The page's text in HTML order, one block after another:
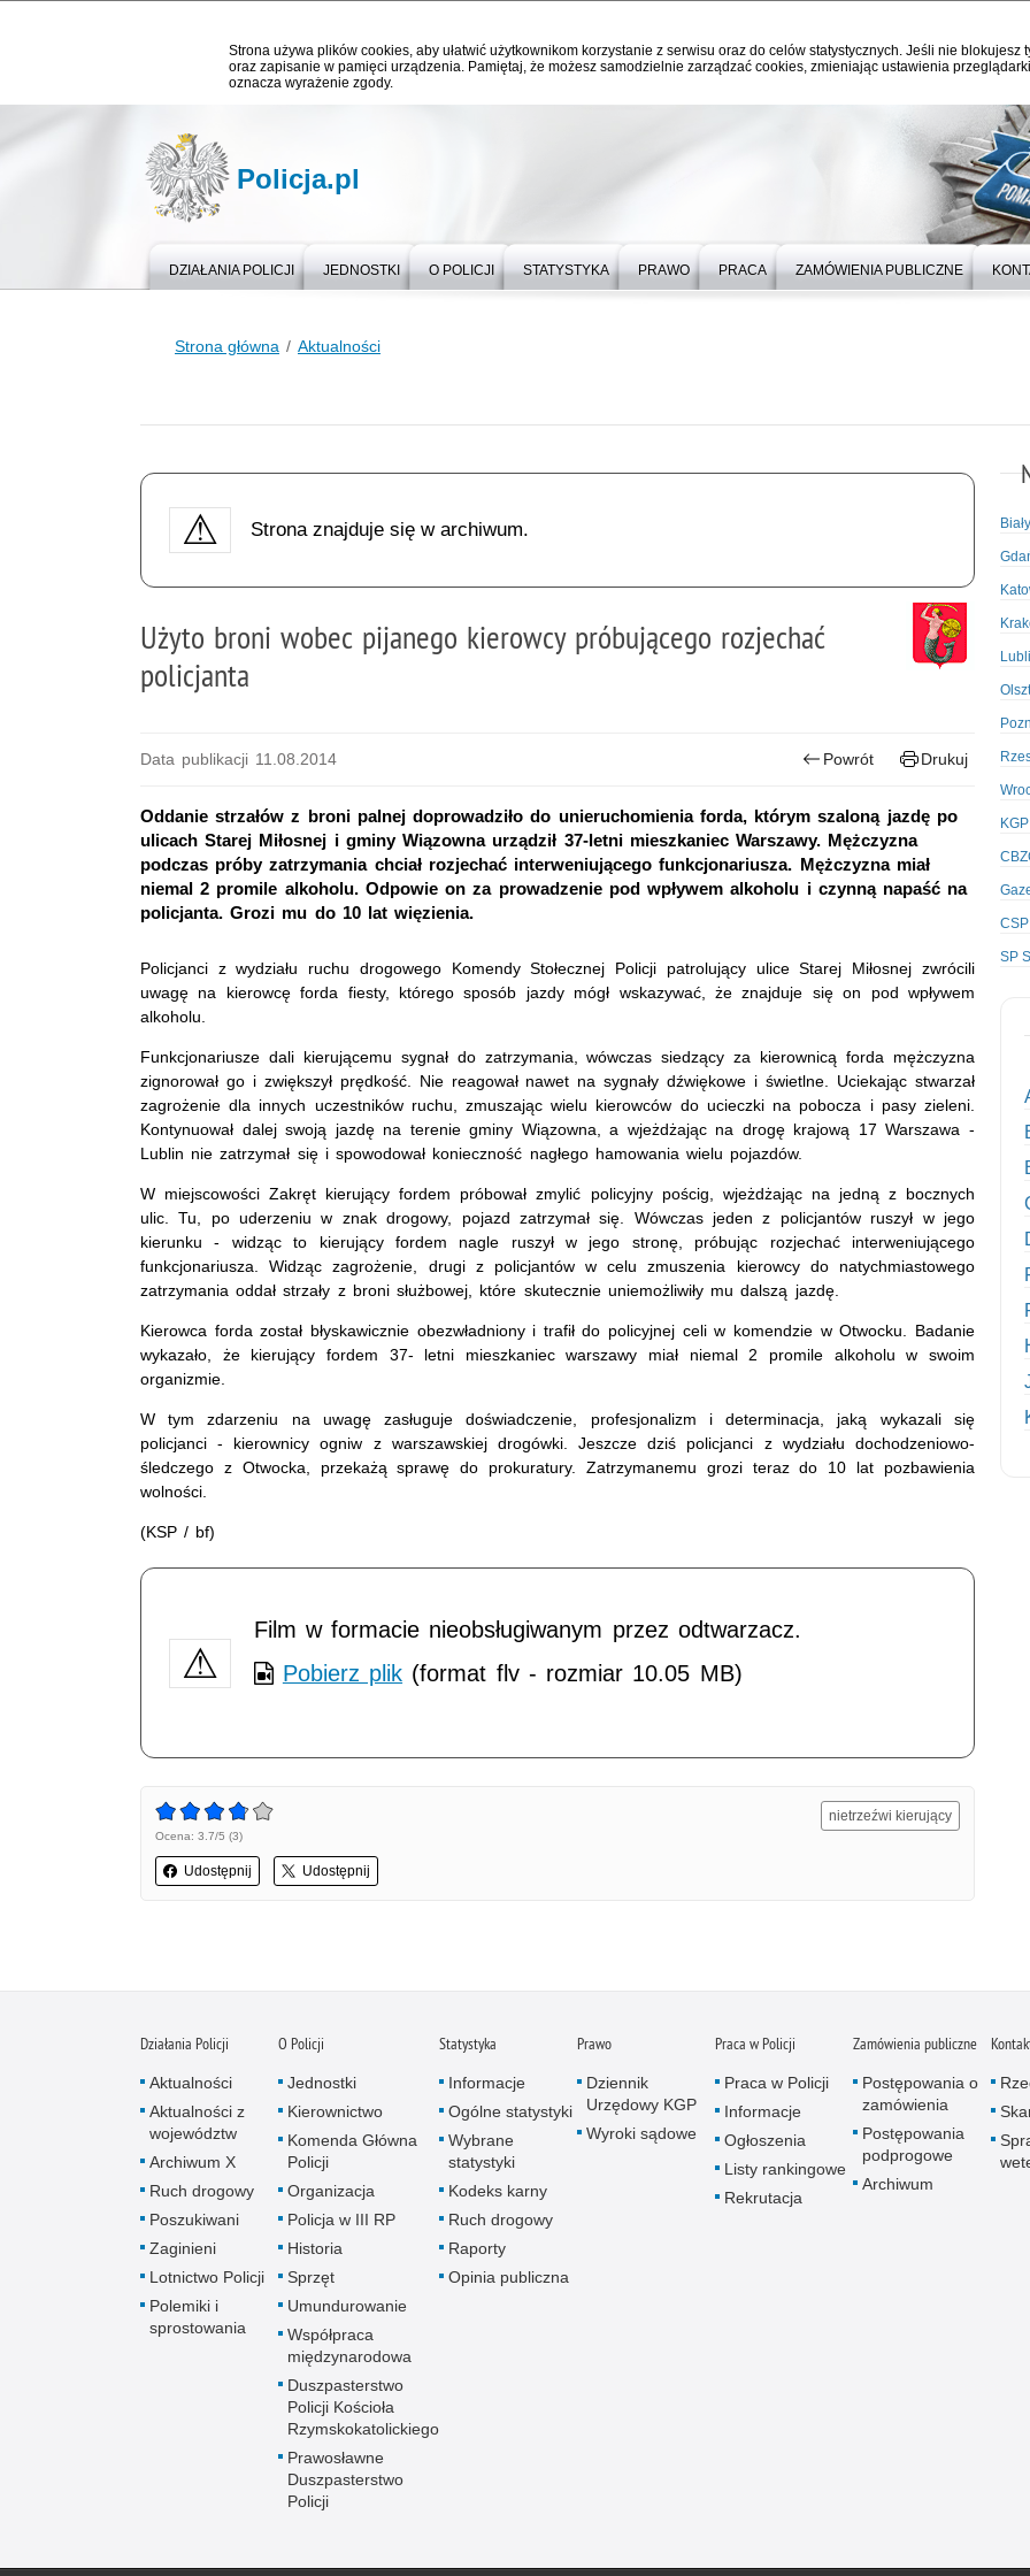
Strona używa plików cookies, aby ułatwić użytkownikom korzystanie z serwisu oraz do celów statystycznych. Jeśli nie blokujesz
oraz zapisanie w pamięci urządzenia. Pamiętaj, że możesz samodzielnie zarządzać cookies, zmieniając ustawienia
oznacza wyrażenie zgody.
Policja.pl
DZIAŁANIA POLICJI JEDNOSTKI O POLICJI STATYSTYKA PRAWO PRACA ZAMÓWIENIA PUBLICZNE
Strona główna Aktualności
Strona znajduje się w archiwum.
Użyto broni wobec pijanego kierowcy próbującego rozjechać
policjanta
Data publikacji 11.08.2014 Powrót Drukuj
Oddanie strzałów z broni palnej doprowadziło do unieruchomienia forda, którym szaloną jazdę po
ulicach Starej Miłosnej i gminy Wiązowna urządził 37-letni mieszkaniec Warszawy. Mężczyzna
podczas próby zatrzymania chciał rozjechać interweniującego funkcjonariusza. Mężczyzna miał
niemal 2 promile alkoholu. Odpowie on za prowadzenie pod wpływem alkoholu i czynną napaść na
policjanta. Grozi mu do 10 lat więzienia.
Policjanci z wydziału ruchu drogowego Komendy Stołecznej Policji patrolujący ulice Starej Miłosnej zwrócili
uwagę na kierowcę forda fiesty, którego sposób jazdy mógł wskazywać, że znajduje się on pod wpływem
alkoholu.
Funkcjonariusze dali kierującemu sygnał do zatrzymania, wówczas siedzący za kierownicą forda mężczyzna
zignorował go i zwiększył prędkość. Nie reagował nawet na sygnały dźwiękowe i świetlne. Uciekając stwarzał
zagrożenie dla innych uczestników ruchu, zmuszając wielu kierowców do ucieczki na pobocza i pasy zieleni.
Kontynuował dalej swoją jazdę na terenie gminy Wiązowna, a wjeżdżając na drogę krajową 17 Warszawa -
Lublin nie zatrzymał się i spowodował konieczność nagłego hamowania wielu pojazdów.
W miejscowości Zakręt kierujący fordem próbował zmylić policyjny pościg, wjeżdżając na jedną z bocznych
ulic. Tu, po uderzeniu w znak drogowy, pojazd zatrzymał się. Wówczas jeden z policjantów ruszył w jego
kierunku - widząc to kierujący fordem nagle ruszył w jego stronę, próbując rozjechać interweniującego
funkcjonariusza. Widząc zagrożenie, drugi z policjantów w celu zmuszenia kierowcy do natychmiastowego
zatrzymania oddał strzały z broni służbowej, które skutecznie uniemożliwiły mu dalszą jazdę.
Kierowca forda został błyskawicznie obezwładniony i trafił do policyjnej celi w komendzie w Otwocku. Badanie
wykazało, że kierujący fordem 37- letni mieszkaniec warszawy miał niemal 2 promile alkoholu w swoim
organizmie.
W tym zdarzeniu na uwagę zasługuje doświadczenie, profesjonalizm i determinacja, jaką wykazali się
policjanci - kierownicy ogniw z warszawskiej drogówki. Jeszcze dziś policjanci z wydziału dochodzeniowo-
śledczego z Otwocka, przekażą sprawę do prokuratury. Zatrzymanemu grozi teraz do 10 lat pozbawienia
wolności.
(KSP / bf)
Film w formacie nieobsługiwanym przez odtwarzacz.
Pobierz plik (format flv - rozmiar 10.05 MB)
Ocena: 3.7/5 (3)
Udostępnij Udostępnij
nietrzeźwi kierujący
KGP
SP
Działania Policji
Aktualności
Aktualności z
województw
Archiwum X
Ruch drogowy
Poszukiwani
Zaginieni
Lotnictwo Policji
Polemiki i
sprostowania
O Policji
Jednostki
Kierownictwo
Komenda Główna
Policji
Organizacja
Policja w III RP
Historia
Sprzęt
Umundurowanie
Współpraca
międzynarodowa
Duszpasterstwo
Policji Kościoła
Rzymskokatolickiego
Prawosławne
Duszpasterstwo
Policji
Statystyka
Informacje
Ogólne statystyki
Wybrane
statystyki
Kodeks karny
Ruch drogowy
Raporty
Opinia publiczna
Prawo
Dziennik
Urzędowy KGP
Wyroki sądowe
Praca w Policji
Praca w Policji
Informacje
Ogłoszenia
Listy rankingowe
Rekrutacja
Zamówienia publiczne
Postępowania o
zamówienia
Postępowania
podprogowe
Archiwum